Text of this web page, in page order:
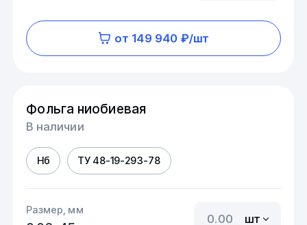
от 149 940 ₽/шт
Фольга ниобиевая
В наличии
Нб ТУ 48-19-293-78
Размер, мм
шт